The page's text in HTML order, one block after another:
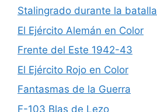
Stalingrado durante la batalla
El Ejército Alemán en Color
Frente del Este 1942-43
El Ejército Rojo en Color
Fantasmas de la Guerra
F-103 Blas de Lezo